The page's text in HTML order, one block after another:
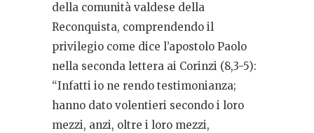
della comunità valdese della
Reconquista, comprendendo il
privilegio come dice l’apostolo Paolo
nella seconda lettera ai Corinzi (8,3-5):
“Infatti io ne rendo testimonianza;
hanno dato volentieri secondo i loro
mezzi, anzi, oltre i loro mezzi,